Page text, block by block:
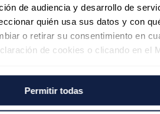
de audiencia y desarrollo de
quién usa sus datos y con
o retirar su consentimiento en
de cookies o clicando en el
quisiéramos:
sobre su ubicación geográfica
Permitir todas
09/08/2026